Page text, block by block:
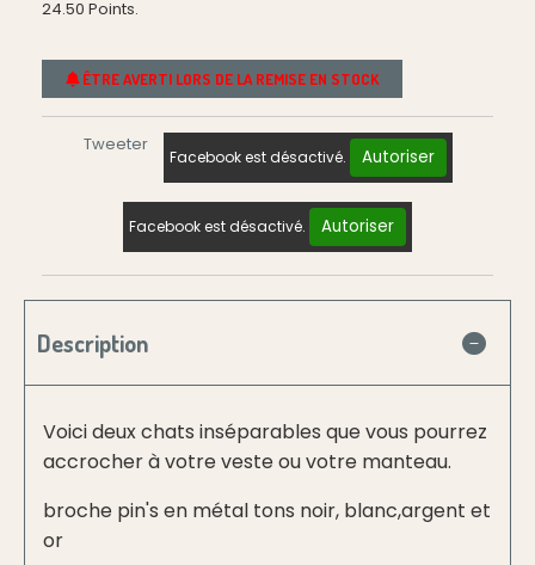
24.50 Points.
ÊTRE AVERTI LORS DE LA REMISE EN STOCK
Tweeter
Facebook est désactivé. Autoriser
Facebook est désactivé. Autoriser
Description
Voici deux chats inséparables que vous pourrez
accrocher à votre veste ou votre manteau.
broche pin's en métal tons noir, blanc,argent et
or